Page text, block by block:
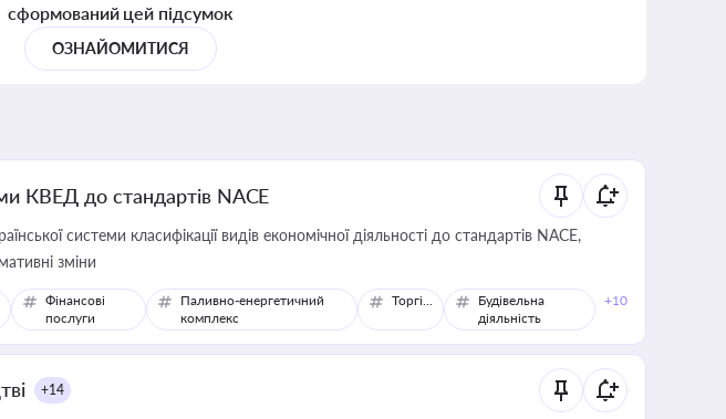
сформований цей підсумок
ОЗНАЙОМИТИСЯ
КВЕД до стандартів NACE
системи класифікації видів економічної діяльності до стандартів NACE,
зміни
Фінансові
послуги
Паливно-енергетичний
комплекс
Торгівля
Будівельна
діяльність
+10
+14